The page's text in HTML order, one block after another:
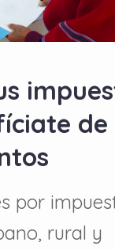
de
por
rural y